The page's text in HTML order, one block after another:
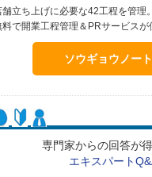
舗立ち上げに必要な42工程を管理
料で開業工程管理＆PRサービスが
ソウギョウノー
専門家からの回答が
エキスパート